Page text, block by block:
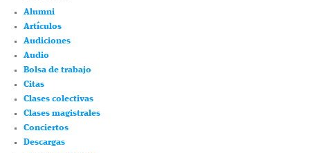
Alumni
Artículos
Audiciones
Audio
Bolsa de trabajo
Citas
Clases colectivas
Clases magistrales
Conciertos
Descargas